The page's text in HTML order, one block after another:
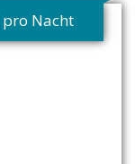
pro Nacht